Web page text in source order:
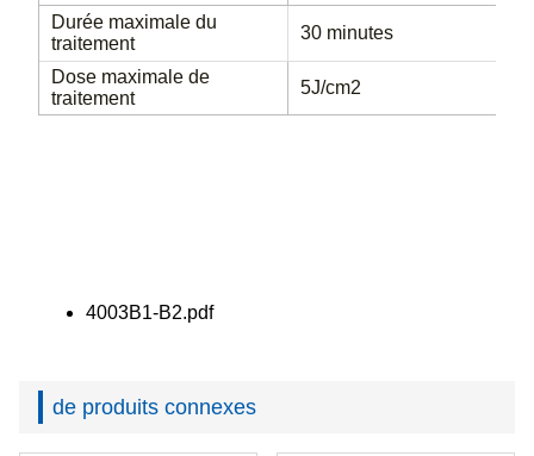
Durée maximale du
traitement
30 minutes
Dose maximale de
traitement
5J/cm2
4003B1-B2.pdf
de produits connexes